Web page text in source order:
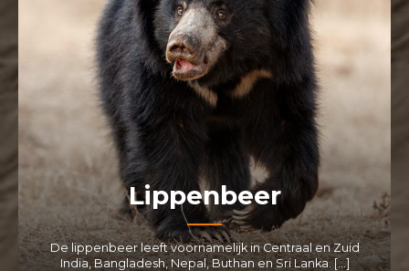
Lippenbeer
De lippenbeer leeft voornamelijk in Centraal en Zuid
India, Bangladesh, Nepal, Buthan en Sri Lanka. […]